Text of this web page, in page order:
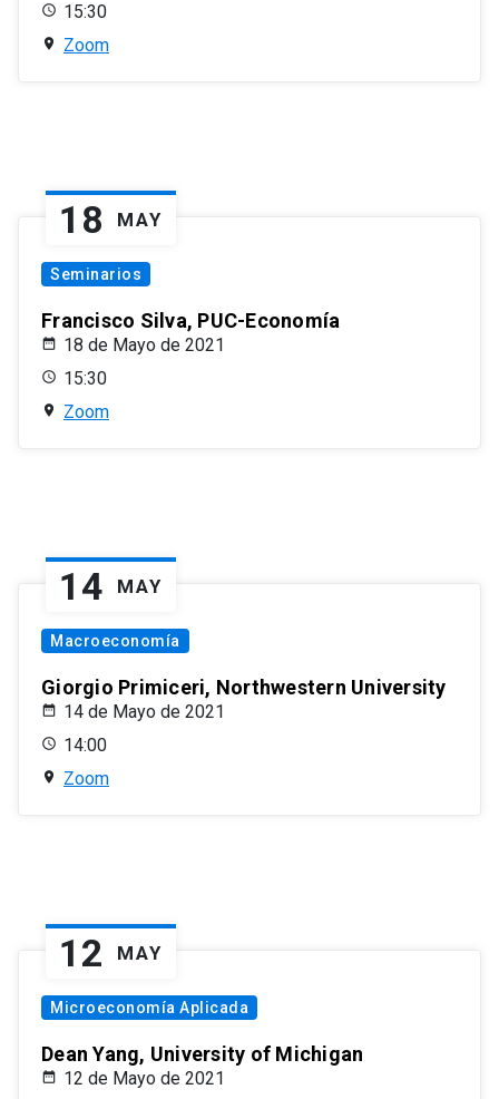
15:30
Zoom
18 MAY
Seminarios
Francisco Silva, PUC-Economía
18 de Mayo de 2021
15:30
Zoom
14 MAY
Macroeconomía
Giorgio Primiceri, Northwestern University
14 de Mayo de 2021
14:00
Zoom
12 MAY
Microeconomía Aplicada
Dean Yang, University of Michigan
12 de Mayo de 2021